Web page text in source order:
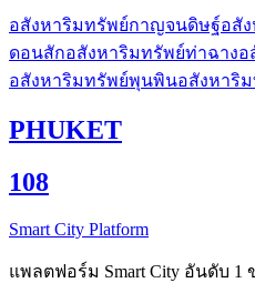
อสังหาริมทรัพย์กาญจนดิษฐ์อสั
ดอนสักอสังหาริมทรัพย์ท่าฉางอ
อสังหาริมทรัพย์พุนพินอสังหาริ
PHUKET
108
Smart City Platform
แพลตฟอร์ม Smart City อันดับ 1